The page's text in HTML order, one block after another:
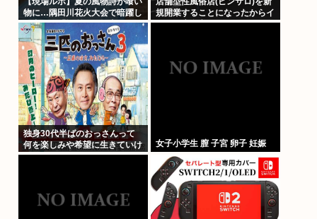
物に…隅田川花火大会で暗躍し
た中国人「場所取り転売ヤー」
の高笑い
規開業することになったからイ
カした店名考えてくれ
独身30代半ばのおっさんって
何を楽しみや希望に生きていけ
ばいいんだ？
女子小学生 膣 子宮 卵子 妊娠